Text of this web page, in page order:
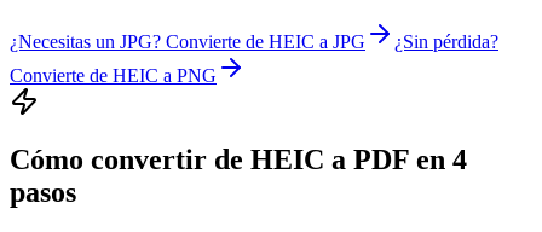
¿Necesitas un JPG? Convierte de HEIC a JPG
¿Sin pérdida?
Convierte de HEIC a PNG
Cómo convertir de HEIC a PDF en 4
pasos